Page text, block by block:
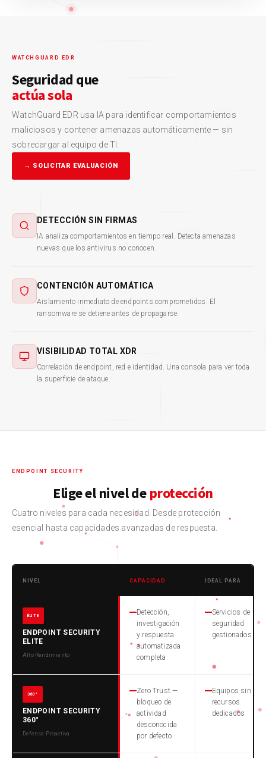
WATCHGUARD EDR
Seguridad que
actúa sola
WatchGuard EDR usa IA para identificar comportamientos
maliciosos y contener amenazas automáticamente — sin
sobrecargar al equipo de TI.
→ SOLICITAR EVALUACIÓN
DETECCIÓN SIN FIRMAS
IA analiza comportamientos en tiempo real. Detecta amenazas
nuevas que los antivirus no conocen.
CONTENCIÓN AUTOMÁTICA
Aislamiento inmediato de endpoints comprometidos. El
ransomware se detiene antes de propagarse.
VISIBILIDAD TOTAL XDR
Correlación de endpoint, red e identidad. Una consola para ver toda
la superficie de ataque.
ENDPOINT SECURITY
Elige el nivel deprotección
Cuatro niveles para cada necesidad. Desde protección
esencial hasta capacidades avanzadas de respuesta.
NIVEL CAPACIDAD IDEAL PARA
ÉLITE
ENDPOINT SECURITY
ELITE
Alto Rendimiento
Detección,
investigación
y respuesta
automatizada
completa
Servicios de
seguridad
gestionados
360°
ENDPOINT SECURITY
360°
Defensa Proactiva
Zero Trust —
bloqueo de
actividad
desconocida
por defecto
Equipos sin
recursos
dedicados